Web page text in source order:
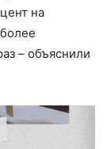
на
– объяснили